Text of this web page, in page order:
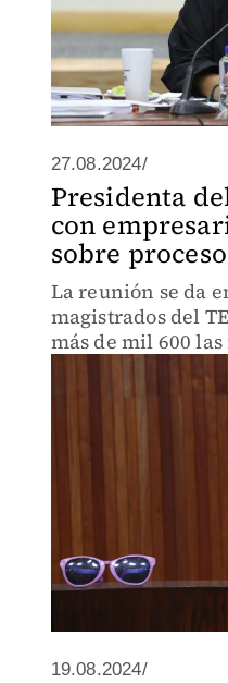
27.08.2024/
Presidenta
con
sobre
La reunión se da
magistrados del
más de mil 600
19.08.2024/